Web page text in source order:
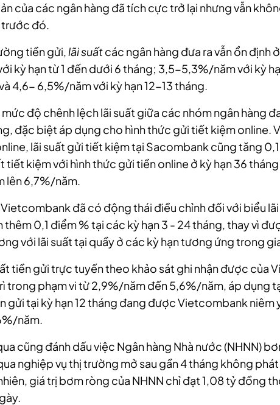
của các ngân hàng đã tích cực trở lại nhưng vẫn
trước đó.
tiền gửi, lãi suấtcác ngân hàng đưa ra vẫn ổn định
kỳ hạn từ 1 đến dưới 6 tháng; 3,5-5,3%/năm với kỳ
4,6- 6,5%/năm với kỳ hạn 12-13 tháng.
mức độ chênh lệch lãi suất giữa các nhóm ngân hàng
đặc biệt áp dụng cho hình thức gửi tiết kiệm online.
lãi suất gửi tiết kiệm tại Sacombank cũng tăng
tiết kiệm với hình thức gửi tiền online ở kỳ hạn 36
lên 6,7%/năm.
đã có động thái điều chỉnh đối với biểu
0,1 điểm % tại các kỳ hạn 3 - 24 tháng, thay vì
với lãi suất tại quầy ở các kỳ hạn tương ứng trong
tiền gửi trực tuyến theo khảo sát ghi nhận được của
trong phạm vi từ 2,9%/năm đến 5,6%/năm, áp dụng
gửi tại kỳ hạn 12 tháng đang được Vietcombank niêm
năm.
cũng đánh dấu việc Ngân hàng Nhà nước (NHNN)
nghiệp vụ thị trường mở sau gần 4 tháng không
giá trị bơm ròng của NHNN chỉ đạt1,08 tỷ đồng